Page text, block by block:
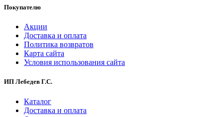
Покупателю
Акции
Доставка и оплата
Политика возвратов
Карта сайта
Условия использования сайта
ИП Лебедев Г.С.
Каталог
Доставка и оплата